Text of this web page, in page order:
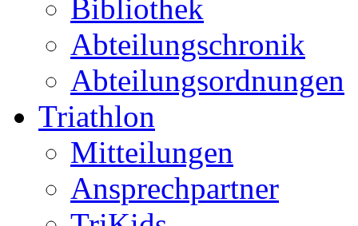
Bibliothek
Abteilungschronik
Abteilungsordnungen
Triathlon
Mitteilungen
Ansprechpartner